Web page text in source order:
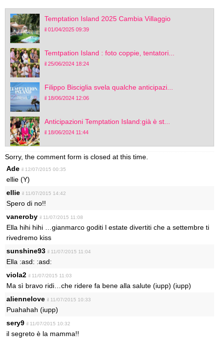
Temptation Island 2025 Cambia Villaggio
il 01/04/2025 09:39
Temtpation Island : foto coppie, tentatori...
il 25/06/2024 18:24
Filippo Bisciglia svela qualche anticipazi...
il 18/06/2024 12:06
Anticipazioni Temptation Island:già è st...
il 18/06/2024 11:44
Sorry, the comment form is closed at this time.
Ade il 12/07/2015 00:35
ellie (Y)
ellie il 11/07/2015 14:42
Spero di no!!
vaneroby il 11/07/2015 11:08
Ella hihi hihi …gianmarco goditi l estate divertiti che a settembre ti
rivedremo kiss
sunshine93 il 11/07/2015 11:04
Ella :asd: :asd:
viola2 il 11/07/2015 11:03
Ma sì bravo ridi…che ridere fa bene alla salute (iupp) (iupp)
aliennelove il 11/07/2015 10:33
Puahahah (iupp)
sery9 il 11/07/2015 10:32
il segreto è la mamma!!